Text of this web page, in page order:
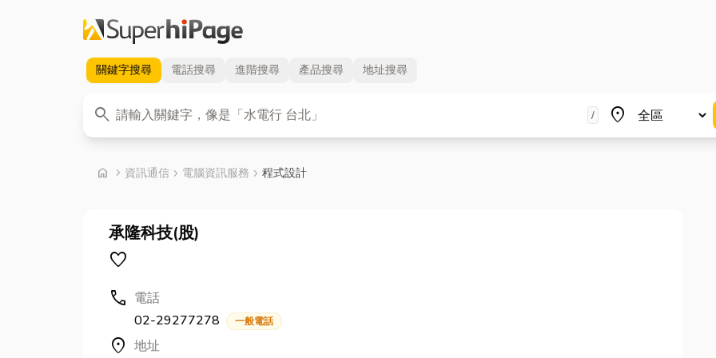
關鍵字搜尋 電話搜尋 進階搜尋 產品搜尋 地址搜尋
search
關鍵字 / place
地區
home chevron_right 首頁
資訊通信 chevron_right 電腦資訊服務 chevron_right 程式設計
承隆科技(股)
favorite
call 電話
02-29277278
一般電話
location_on 地址